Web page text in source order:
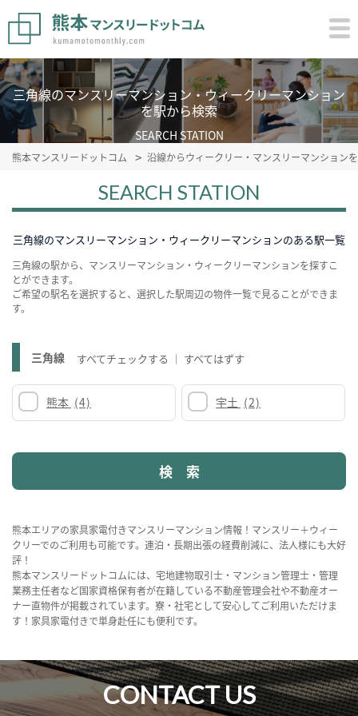
三角線のマンスリーマンション・ウィークリーマンション
を駅から検索
SEARCH STATION
熊本マンスリードットコム 沿線からウィークリー・マンスリーマンション
SEARCH STATION
三角線のマンスリーマンション・ウィークリーマンションのある駅一覧
三角線の駅から、マンスリーマンション・ウィークリーマンションを探すこ
とができます。
ご希望の駅名を選択すると、選択した駅周辺の物件一覧で見ることができま
す。
三角線 すべてチェックする すべてはずす
熊本 (4) 宇土 (2)
熊本エリアの家具家電付きマンスリーマンション情報！マンスリー＋ウィー
クリーでのご利用も可能です。連泊・長期出張の経費削減に、法人様にも大好
評！
熊本マンスリードットコムには、宅地建物取引士・マンション管理士・管理
業務主任者など国家資格保有者が在籍している不動産管理会社や不動産オー
ナー直物件が掲載されています。寮・社宅として安心してご利用いただけま
す！家具家電付きで単身赴任にも便利です。
CONTACT US